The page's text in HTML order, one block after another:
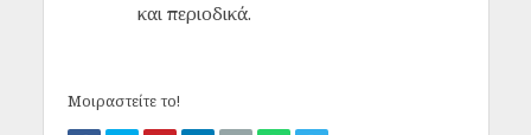
και περιοδικά.
Μοιραστείτε το!